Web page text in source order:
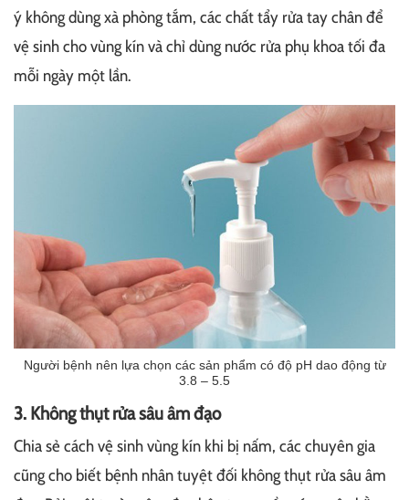
ý không dùng xà phòng tắm, các chất tẩy rửa tay chân để
vệ sinh cho vùng kín và chỉ dùng nước rửa phụ khoa tối đa
mỗi ngày một lần.
Người bệnh nên lựa chọn các sản phẩm có độ pH dao động từ
3.8 – 5.5
3. Không thụt rửa sâu âm đạo
Chia sẻ cách vệ sinh vùng kín khi bị nấm, các chuyên gia
cũng cho biết bệnh nhân tuyệt đối không thụt rửa sâu âm